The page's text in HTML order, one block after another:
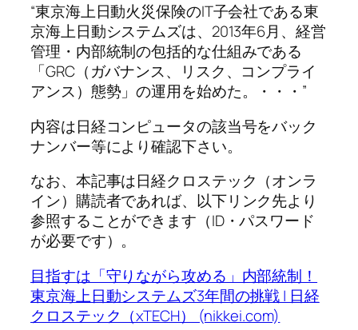
“東京海上日動火災保険のIT子会社である東
京海上日動システムズは、2013年6月、経営
管理・内部統制の包括的な仕組みである
「GRC（ガバナンス、リスク、コンプライ
アンス）態勢」の運用を始めた。・・・”
内容は日経コンピュータの該当号をバック
ナンバー等により確認下さい。
なお、本記事は日経クロステック（オンラ
イン）購読者であれば、以下リンク先より
参照することができます（ID・パスワード
が必要です）。
目指すは「守りながら攻める」内部統制！
東京海上日動システムズ3年間の挑戦 | 日経
クロステック（xTECH） (nikkei.com)